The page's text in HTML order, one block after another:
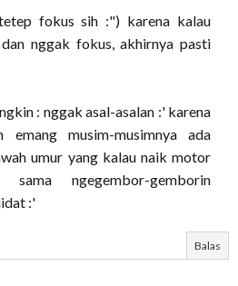
fokus sih :") karena kalau
nggak fokus, akhirnya pasti
: nggak asal-asalan :' karena
emang musim-musimnya ada
umur yang kalau naik motor
ngegembor-gemborin
:'
Balas